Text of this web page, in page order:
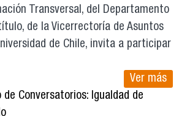
Transversal, del Departamento
de la Vicerrectoría de Asuntos
de Chile, invita a participar
Ver más
Conversatorios: Igualdad de